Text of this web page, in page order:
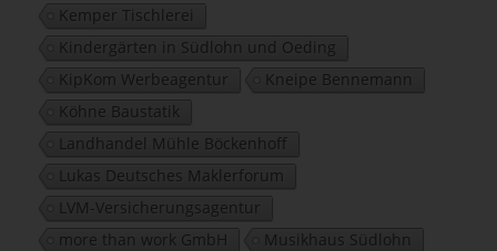
Kemper Tischlerei
Kindergärten in Südlohn und Oeding
KipKom Werbeagentur
Kneipe Bennemann
Köhne Baustatik
Landhandel Mühle Böckenhoff
Lukas Deutsches Maklerforum
LVM-Versicherungsagentur
more than work GmbH
Musikhaus Südlohn